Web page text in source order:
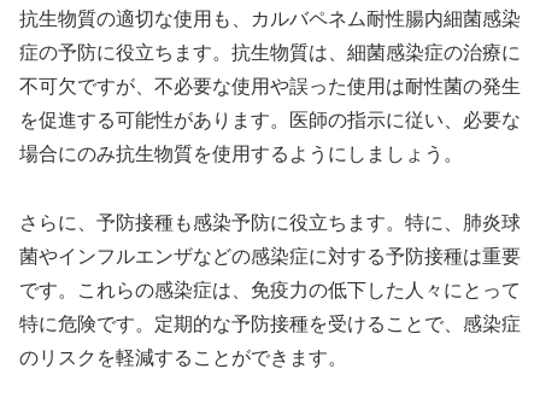
抗生物質の適切な使用も、カルバペネム耐性腸内細菌感染
症の予防に役立ちます。抗生物質は、細菌感染症の治療に
不可欠ですが、不必要な使用や誤った使用は耐性菌の発生
を促進する可能性があります。医師の指示に従い、必要な
場合にのみ抗生物質を使用するようにしましょう。
さらに、予防接種も感染予防に役立ちます。特に、肺炎球
菌やインフルエンザなどの感染症に対する予防接種は重要
です。これらの感染症は、免疫力の低下した人々にとって
特に危険です。定期的な予防接種を受けることで、感染症
のリスクを軽減することができます。